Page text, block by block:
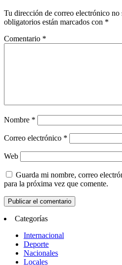
Tu dirección de correo electrónico no
obligatorios están marcados con *
Comentario *
Nombre *
Correo electrónico *
Web
Guarda mi nombre, correo
para la próxima vez que comente.
Categorías
Internacional
Deporte
Nacionales
Locales